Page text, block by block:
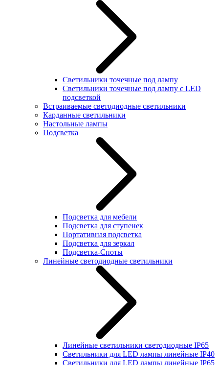
Светильники точечные под лампу
Светильники точечные под лампу с LED
подсветкой
Встраиваемые светодиодные светильники
Карданные светильники
Настольные лампы
Подсветка
Подсветка для мебели
Подсветка для ступенек
Портативная подсветка
Подсветка для зеркал
Подсветка-Споты
Линейные светодиодные светильники
Линейные светильники светодиодные IP65
Светильники для LED лампы линейные IP40
Светильники для LED лампы линейные IP65